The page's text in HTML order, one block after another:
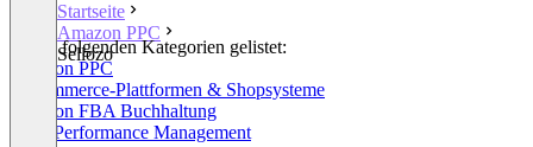
Startseite
Amazon PPC
Sellozo
In den folgenden Kategorien gelistet:
Amazon PPC
E-Commerce-Plattformen & Shopsysteme
Amazon FBA Buchhaltung
Sales Performance Management